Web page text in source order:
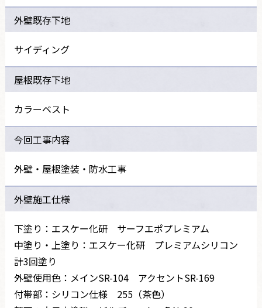
外壁既存下地
サイディング
屋根既存下地
カラーベスト
今回工事内容
外壁・屋根塗装・防水工事
外壁施工仕様
下塗り：エスケー化研 サーフエポプレミアム
中塗り・上塗り：エスケー化研 プレミアムシリコン
計3回塗り
外壁使用色：メインSR-104 アクセントSR-169
付帯部：シリコン仕様 255（茶色）